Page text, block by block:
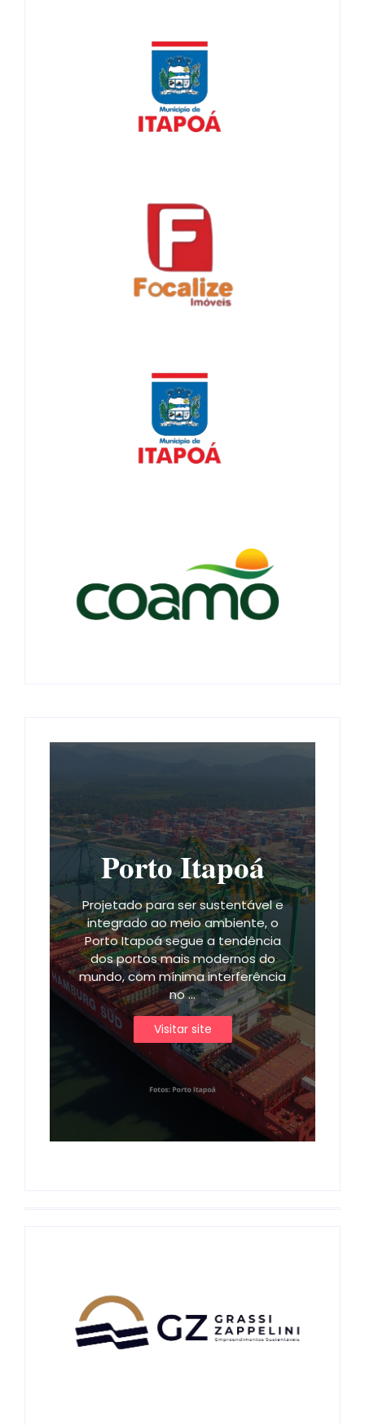
Porto Itapoá
Projetado para ser sustentável e
integrado ao meio ambiente, o
Porto Itapoá segue a tendência
dos portos mais modernos do
mundo, com mínima interferência
no ...
Visitar site